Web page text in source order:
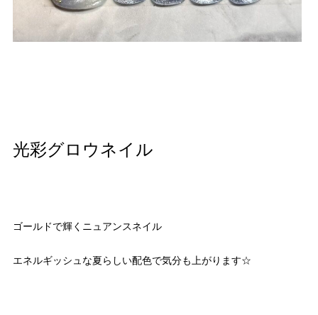
光彩グロウネイル
ゴールドで輝くニュアンスネイル
エネルギッシュな夏らしい配色で気分も上がります☆